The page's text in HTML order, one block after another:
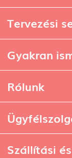
Tervezési
Gyakran
Rólunk
Szállítási